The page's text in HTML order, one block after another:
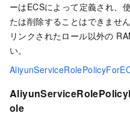
ーはECSによって定義され、
たは削除することはできませ
リンクされたロール以外の
い。
ole